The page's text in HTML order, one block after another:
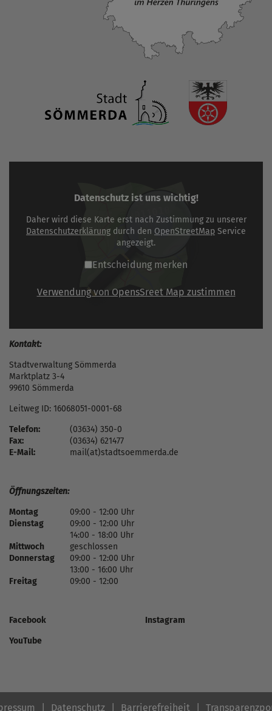
Datenschutz ist uns wichtig!
Daher wird diese Karte erst nach Zustimmung zu unserer
Datenschutzerklärung durch den OpenStreetMap Service
angezeigt.
Entscheidung merken
Verwendung von OpensSreet Map zustimmen
Kontakt:
Stadtverwaltung Sömmerda
Marktplatz 3-4
99610 Sömmerda
Leitweg ID: 16068051-0001-68
Telefon:
(03634) 350-0
Fax:
(03634) 621477
E-Mail:
mail(at)stadtsoemmerda.de
Öffnungszeiten:
Montag
09:00 - 12:00 Uhr
Dienstag
09:00 - 12:00 Uhr
14:00 - 18:00 Uhr
Mittwoch
geschlossen
Donnerstag
09:00 - 12:00 Uhr
13:00 - 16:00 Uhr
Freitag
09:00 - 12:00
Facebook
Instagram
YouTube
Datenschutz Barrierefreiheit